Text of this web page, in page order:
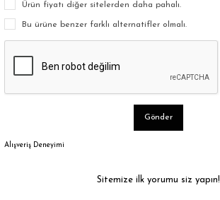
Ürün fiyatı diğer sitelerden daha pahalı.
Bu ürüne benzer farklı alternatifler olmalı.
Gönder
Alışveriş Deneyimi
Sitemize ilk yorumu siz yapın!